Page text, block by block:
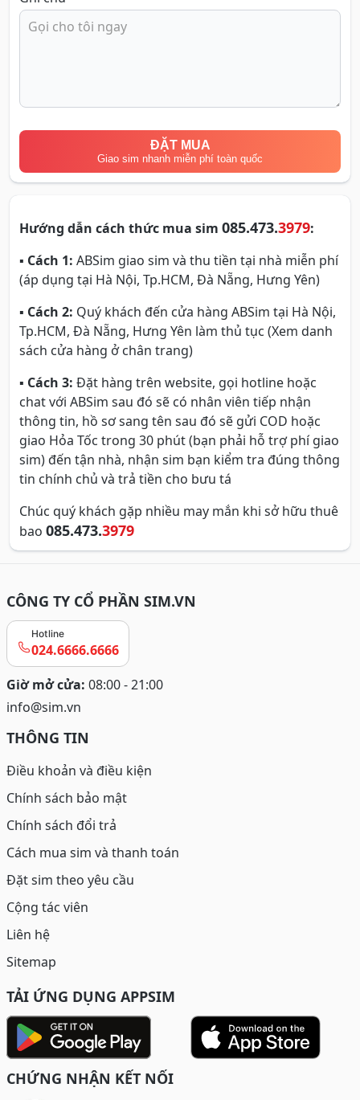
ĐẶT MUA
Giao sim nhanh miễn phí toàn quốc
Hướng dẫn cách thức mua sim 085.473.3979:
▪ Cách 1: ABSim giao sim và thu tiền tại nhà miễn phí
(áp dụng tại Hà Nội, Tp.HCM, Đà Nẵng, Hưng Yên)
▪ Cách 2: Quý khách đến cửa hàng ABSim tại Hà Nội,
Tp.HCM, Đà Nẵng, Hưng Yên làm thủ tục (Xem danh
sách cửa hàng ở chân trang)
▪ Cách 3: Đặt hàng trên website, gọi hotline hoặc
chat với ABSim sau đó sẽ có nhân viên tiếp nhận
thông tin, hồ sơ sang tên sau đó sẽ gửi COD hoặc
giao Hỏa Tốc trong 30 phút (bạn phải hỗ trợ phí giao
sim) đến tận nhà, nhận sim bạn kiểm tra đúng thông
tin chính chủ và trả tiền cho bưu tá
Chúc quý khách gặp nhiều may mắn khi sở hữu thuê
bao 085.473.3979
CÔNG TY CỔ PHẦN SIM.VN
Hotline
024.6666.6666
Giờ mở cửa: 08:00 - 21:00
info@sim.vn
THÔNG TIN
Điều khoản và điều kiện
Chính sách bảo mật
Chính sách đổi trả
Cách mua sim và thanh toán
Đặt sim theo yêu cầu
Cộng tác viên
Liên hệ
Sitemap
TẢI ỨNG DỤNG APPSIM
CHỨNG NHẬN KẾT NỐI